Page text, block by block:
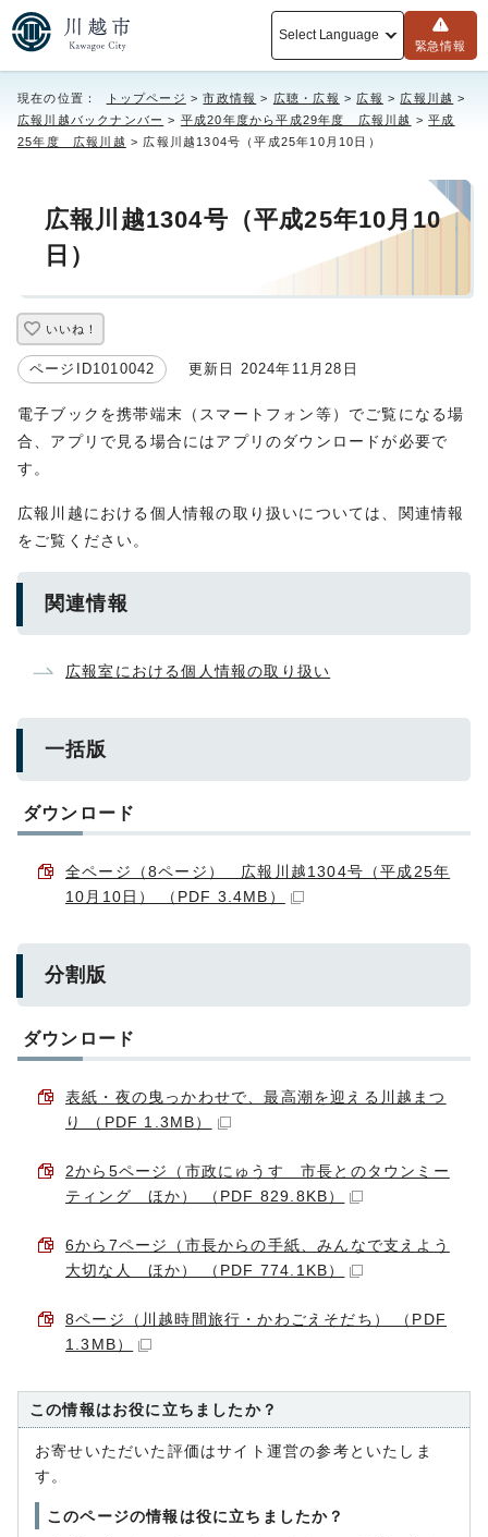
Select Language
緊急情報
現在の位置： トップページ >市政情報 > 広聴・広報 > 広報 > 広報川越 >
広報川越バックナンバー > 平成20年度から平成29年度 広報川越 >平成
25年度 広報川越 > 広報川越1304号（平成25年10月10日）
広報川越1304号（平成25年10月10
日）
いいね！
ページID1010042 更新日 2024年11月28日
電子ブックを携帯端末（スマートフォン等）でご覧になる場
合、アプリで見る場合にはアプリのダウンロードが必要で
す。
広報川越における個人情報の取り扱いについては、関連情報
をご覧ください。
関連情報
広報室における個人情報の取り扱い
一括版
ダウンロード
全ページ（8ページ） 広報川越1304号（平成25年
10月10日） （PDF 3.4MB）
分割版
ダウンロード
表紙・夜の曳っかわせで、最高潮を迎える川越まつ
り （PDF 1.3MB）
2から5ページ（市政にゅうす 市長とのタウンミー
ティング ほか） （PDF 829.8KB）
6から7ページ（市長からの手紙、みんなで支えよう
大切な人 ほか） （PDF 774.1KB）
8ページ（川越時間旅行・かわごえそだち） （PDF
1.3MB）
この情報はお役に立ちましたか？
お寄せいただいた評価はサイト運営の参考といたしま
す。
このページの情報は役に立ちましたか？